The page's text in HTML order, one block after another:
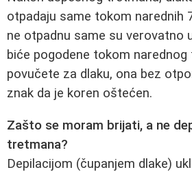
otpadaju same tokom narednih
ne otpadnu same su verovatno
biće pogodene tokom narednog
povučete za dlaku, ona bez
znak da je koren oštećen.
Zašto se moram brijati, a ne
tretmana?
Depilacijom (čupanjem dlake)